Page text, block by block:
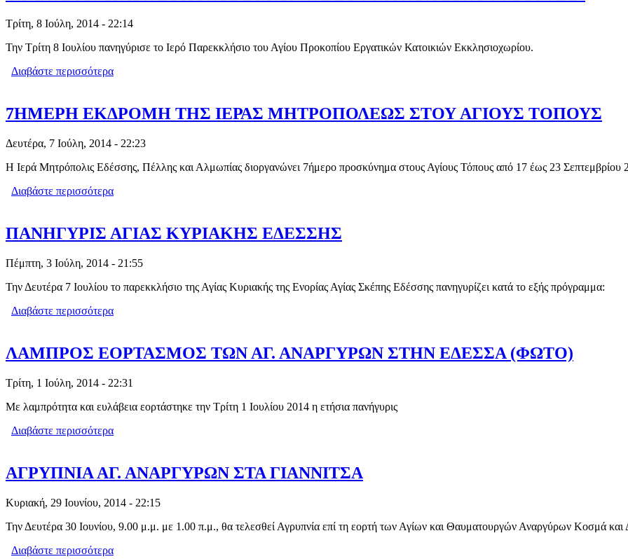
Τρίτη, 8 Ιούλη, 2014 - 22:14
Την Τρίτη 8 Ιουλίου πανηγύρισε το Ιερό Παρεκκλήσιο του Αγίου Προκοπίου Εργατικών Κατοικιών Εκκλησιοχωρίου.
Διαβάστε περισσότερα
7ΗΜΕΡΗ ΕΚΔΡΟΜΗ ΤΗΣ ΙΕΡΑΣ ΜΗΤΡΟΠΟΛΕΩΣ ΣΤΟΥ ΑΓΙΟΥΣ ΤΟΠΟΥΣ
Δευτέρα, 7 Ιούλη, 2014 - 22:23
Η Ιερά Μητρόπολις Εδέσσης, Πέλλης και Αλμωπίας διοργανώνει 7ήμερο προσκύνημα στους Αγίους Τόπους από 17 έως 23 Σεπτεμβρίου
Διαβάστε περισσότερα
ΠΑΝΗΓΥΡΙΣ ΑΓΙΑΣ ΚΥΡΙΑΚΗΣ ΕΔΕΣΣΗΣ
Πέμπτη, 3 Ιούλη, 2014 - 21:55
Την Δευτέρα 7 Ιουλίου το παρεκκλήσιο της Αγίας Κυριακής της Ενορίας Αγίας Σκέπης Εδέσσης πανηγυρίζει κατά το εξής πρόγραμμα:
Διαβάστε περισσότερα
ΛΑΜΠΡΟΣ ΕΟΡΤΑΣΜΟΣ ΤΩΝ ΑΓ. ΑΝΑΡΓΥΡΩΝ ΣΤΗΝ ΕΔΕΣΣΑ (ΦΩΤΟ)
Τρίτη, 1 Ιούλη, 2014 - 22:31
Με λαμπρότητα και ευλάβεια εορτάστηκε την Τρίτη 1 Ιουλίου 2014 η ετήσια πανήγυρις
Διαβάστε περισσότερα
ΑΓΡΥΠΝΙΑ ΑΓ. ΑΝΑΡΓΥΡΩΝ ΣΤΑ ΓΙΑΝΝΙΤΣΑ
Κυριακή, 29 Ιουνίου, 2014 - 22:15
Την Δευτέρα 30 Ιουνίου, 9.00 μ.μ. με 1.00 π.μ., θα τελεσθεί Αγρυπνία επί τη εορτή των Αγίων και Θαυματουργών Αναργύρων Κοσμά και
Διαβάστε περισσότερα